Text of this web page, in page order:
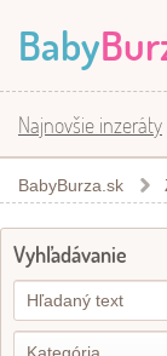
Baby
Najnovšie inzeráty
BabyBurza.sk
Vyhľadávanie